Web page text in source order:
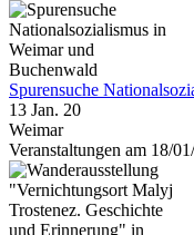
Spurensuche
13 Jan. 20
Weimar
Veranstaltungen am 18/